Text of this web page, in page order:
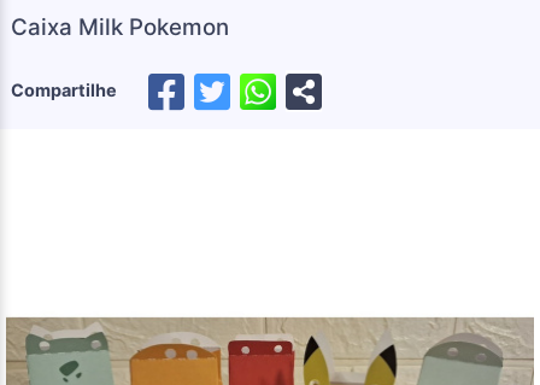
Caixa Milk Pokemon
Compartilhe